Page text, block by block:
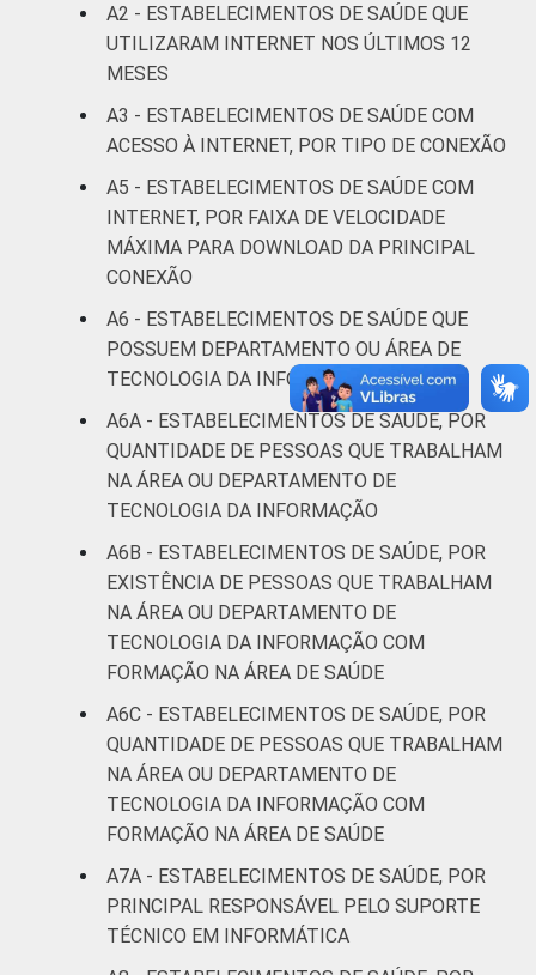
Interior 31
¹Cada item apresentado se refere apenas
aos resultados da alternativa "Sim".
Fonte: CGI.br/NIC.br, Centro Regional de
Estudos para o Desenvolvimento da
Sociedade da Informação (Cetic.br),
Pesquisa sobre o uso das tecnologias de
estabelecimentos de saúde brasileiros - TIC
Saúde 2017.
A2 - ESTABELECIMENTOS DE SAÚDE QUE
UTILIZARAM INTERNET NOS ÚLTIMOS 12
MESES
A3 - ESTABELECIMENTOS DE SAÚDE COM
ACESSO À INTERNET, POR TIPO DE CONEXÃO
A5 - ESTABELECIMENTOS DE SAÚDE COM
INTERNET, POR FAIXA DE VELOCIDADE
MÁXIMA PARA DOWNLOAD DA PRINCIPAL
CONEXÃO
A6 - ESTABELECIMENTOS DE SAÚDE QUE
POSSUEM DEPARTAMENTO OU ÁREA DE
TECNOLOGIA DA INFORMAÇÃO
A6A - ESTABELECIMENTOS DE SAÚDE, POR
QUANTIDADE DE PESSOAS QUE TRABALHAM
NA ÁREA OU DEPARTAMENTO DE
TECNOLOGIA DA INFORMAÇÃO
A6B - ESTABELECIMENTOS DE SAÚDE, POR
EXISTÊNCIA DE PESSOAS QUE TRABALHAM
NA ÁREA OU DEPARTAMENTO DE
TECNOLOGIA DA INFORMAÇÃO COM
FORMAÇÃO NA ÁREA DE SAÚDE
A6C - ESTABELECIMENTOS DE SAÚDE, POR
QUANTIDADE DE PESSOAS QUE TRABALHAM
NA ÁREA OU DEPARTAMENTO DE
TECNOLOGIA DA INFORMAÇÃO COM
FORMAÇÃO NA ÁREA DE SAÚDE
A7A - ESTABELECIMENTOS DE SAÚDE, POR
PRINCIPAL RESPONSÁVEL PELO SUPORTE
TÉCNICO EM INFORMÁTICA